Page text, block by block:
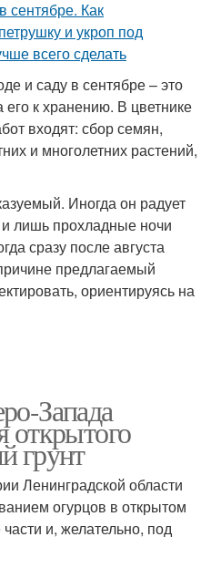
и саду в сентябре – это
его к хранению. В цветнике
входят: сбор семян,
и многолетних растений,
Иногда он радует
лишь прохладные ночи
сразу после августа
предлагаемый
ориентируясь на
Запада
открытого
грунт
Ленинградской области
огурцов в открытом
и, желательно, под